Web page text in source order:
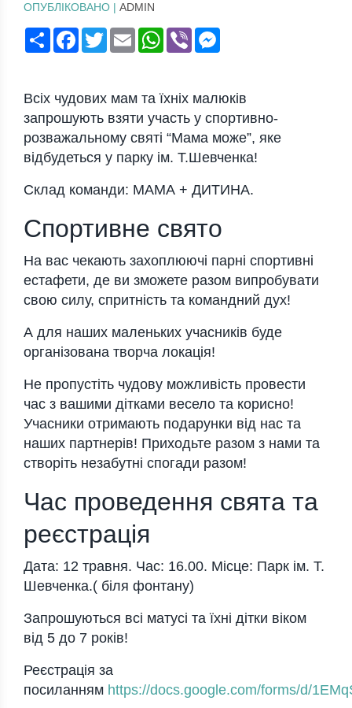
ОПУБЛІКОВАНО | ADMIN
ПоширитиFacebook
TwitterEmail WhatsApp
Viber
Всіх чудових мам та їхніх малюків
запрошують взяти участь у спортивно-
розважальному святі “Мама може”, яке
відбудеться у парку ім. Т.Шевченка!
Склад команди: МАМА + ДИТИНА.
Спортивне свято
На вас чекають захоплюючі парні спортивні
естафети, де ви зможете разом випробувати
свою силу, спритність та командний дух!
А для наших маленьких учасників буде
організована творча локація!
Не пропустіть чудову можливість провести
час з вашими дітками весело та корисно!
Учасники отримають подарунки від нас та
наших партнерів! Приходьте разом з нами та
створіть незабутні спогади разом!
Час проведення свята та
реєстрація
Дата: 12 травня. Час: 16.00. Місце: Парк ім. Т.
Шевченка.( біля фонтану)
Запрошуються всі матусі та їхні дітки віком
від 5 до 7 років!
Реєстрація за
посиланням https://docs.google.com/forms/d/